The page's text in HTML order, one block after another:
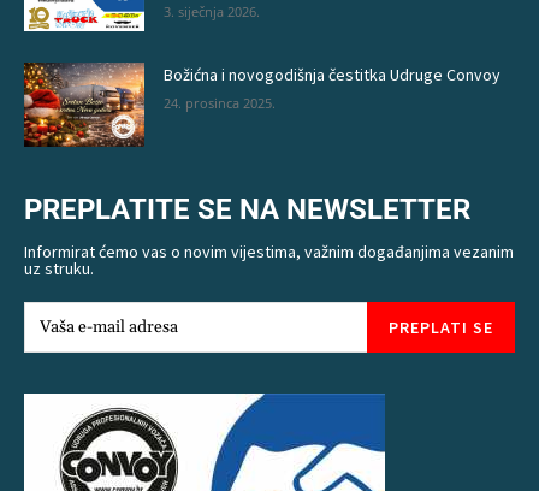
3. siječnja 2026.
Božićna i novogodišnja čestitka Udruge Convoy
24. prosinca 2025.
PREPLATITE SE NA NEWSLETTER
Informirat ćemo vas o novim vijestima, važnim događanjima vezanim
uz struku.
PREPLATI SE